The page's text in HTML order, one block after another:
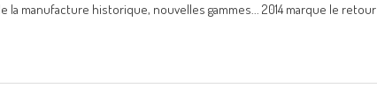
manufacture historique, nouvelles gammes... 2014 marque le retour